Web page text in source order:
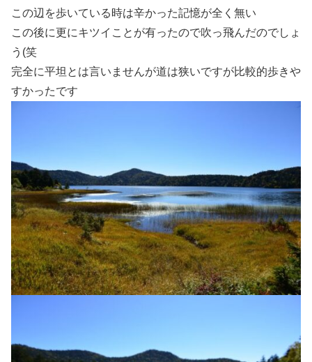
この辺を歩いている時は辛かった記憶が全く無い
この後に更にキツイことが有ったので吹っ飛んだのでしょ
う(笑
完全に平坦とは言いませんが道は狭いですが比較的歩きや
すかったです